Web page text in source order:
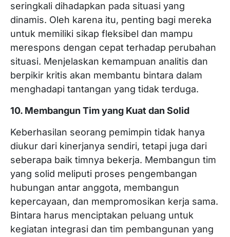
seringkali dihadapkan pada situasi yang
dinamis. Oleh karena itu, penting bagi mereka
untuk memiliki sikap fleksibel dan mampu
merespons dengan cepat terhadap perubahan
situasi. Menjelaskan kemampuan analitis dan
berpikir kritis akan membantu bintara dalam
menghadapi tantangan yang tidak terduga.
10. Membangun Tim yang Kuat dan Solid
Keberhasilan seorang pemimpin tidak hanya
diukur dari kinerjanya sendiri, tetapi juga dari
seberapa baik timnya bekerja. Membangun tim
yang solid meliputi proses pengembangan
hubungan antar anggota, membangun
kepercayaan, dan mempromosikan kerja sama.
Bintara harus menciptakan peluang untuk
kegiatan integrasi dan tim pembangunan yang